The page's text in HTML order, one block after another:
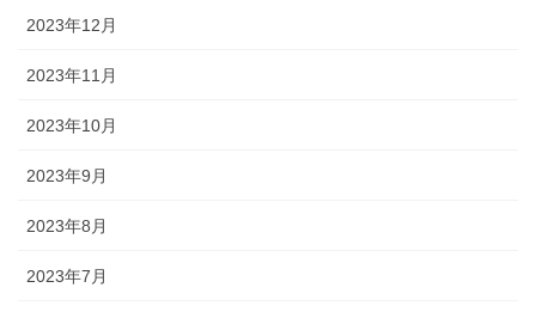
2023年12月
2023年11月
2023年10月
2023年9月
2023年8月
2023年7月